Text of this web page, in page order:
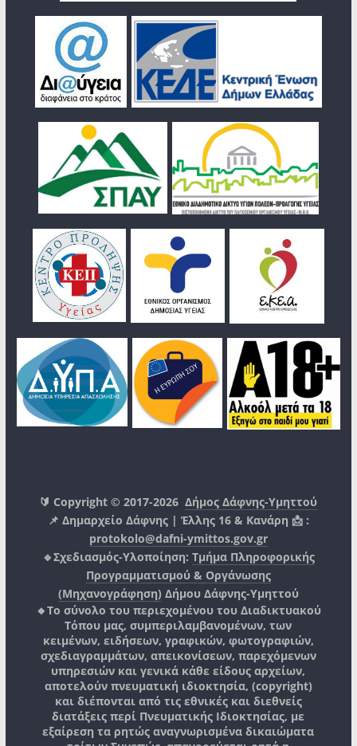
🔰 Copyright © 2017-2026Δήμος Δάφνης-Υμηττού
📌 Δημαρχείο Δάφνης | Έλλης 16 & Κανάρη 📩 :
protokolo@dafni-ymittos.gov.gr
🔹Σχεδιασμός-Υλοποίηση: Τμήμα Πληροφορικής
Προγραμματισμού & Οργάνωσης
(Μηχανογράφηση) Δήμου Δάφνης-Υμηττού
🔸Το σύνολο του περιεχομένου του Διαδικτυακού
Τόπου μας, συμπεριλαμβανομένων, των
κειμένων, ειδήσεων, γραφικών, φωτογραφιών,
σχεδιαγραμμάτων, απεικονίσεων, παρεχόμενων
υπηρεσιών και γενικά κάθε είδους αρχείων,
αποτελούν πνευματική ιδιοκτησία, (copyright)
και διέπονται από τις εθνικές και διεθνείς
διατάξεις περί Πνευματικής Ιδιοκτησίας, με
εξαίρεση τα ρητώς αναγνωρισμένα δικαιώματα